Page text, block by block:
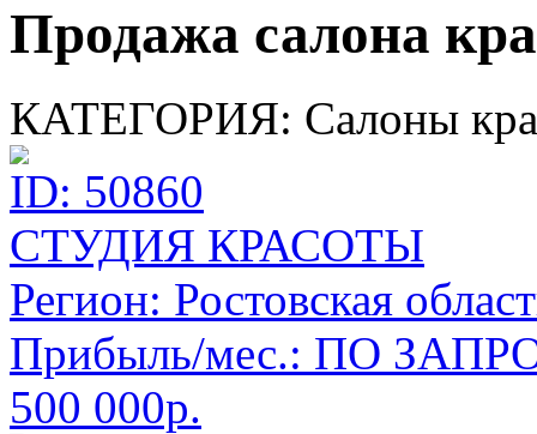
Продажа салона
КАТЕГОРИЯ: Салоны
ID: 50860
СТУДИЯ КРАСОТЫ
Регион: Ростовская
Прибыль/мес.: ПО
500 000р.